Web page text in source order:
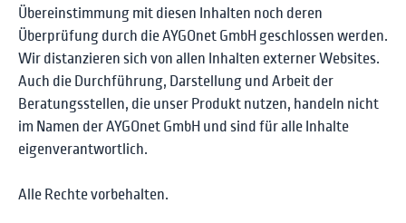
Übereinstimmung mit diesen Inhalten noch deren
Überprüfung durch die AYGOnet GmbH geschlossen werden.
Wir distanzieren sich von allen Inhalten externer Websites.
Auch die Durchführung, Darstellung und Arbeit der
Beratungsstellen, die unser Produkt nutzen, handeln nicht
im Namen der AYGOnet GmbH und sind für alle Inhalte
eigenverantwortlich.
Alle Rechte vorbehalten.